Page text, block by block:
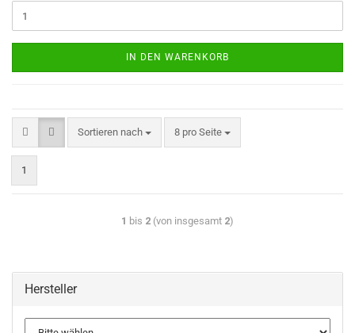
IN DEN WARENKORB
Sortieren nach 8 pro Seite
1
1 bis 2 (von insgesamt 2)
Hersteller